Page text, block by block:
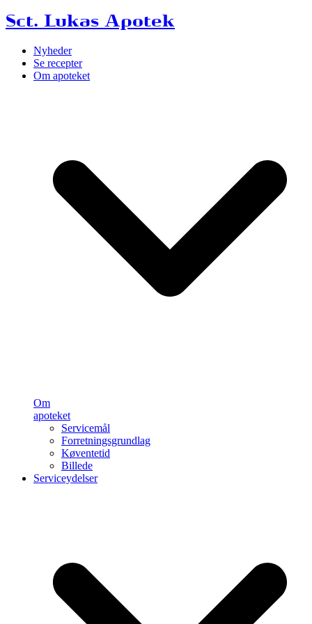
Sct. Lukas Apotek
Nyheder
Se recepter
Om apoteket
Om
apoteket
Servicemål
Forretningsgrundlag
Køventetid
Billede
Serviceydelser